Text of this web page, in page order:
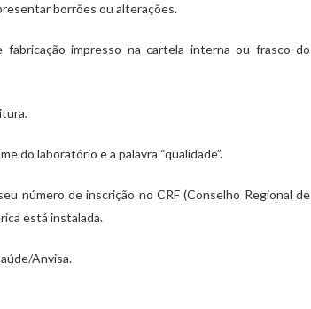
borrões ou alterações.
impresso na cartela interna ou frasco do
do laboratório e a palavra “qualidade”.
número de inscrição no CRF (Conselho Regional de
está instalada.
Anvisa.